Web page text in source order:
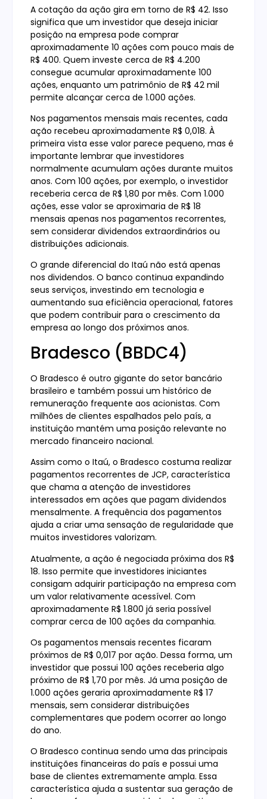
A cotação da ação gira em torno de R$ 42. Isso
significa que um investidor que deseja iniciar
posição na empresa pode comprar
aproximadamente 10 ações com pouco mais de
R$ 400. Quem investe cerca de R$ 4.200
consegue acumular aproximadamente 100
ações, enquanto um patrimônio de R$ 42 mil
permite alcançar cerca de 1.000 ações.
Nos pagamentos mensais mais recentes, cada
ação recebeu aproximadamente R$ 0,018. À
primeira vista esse valor parece pequeno, mas é
importante lembrar que investidores
normalmente acumulam ações durante muitos
anos. Com 100 ações, por exemplo, o investidor
receberia cerca de R$ 1,80 por mês. Com 1.000
ações, esse valor se aproximaria de R$ 18
mensais apenas nos pagamentos recorrentes,
sem considerar dividendos extraordinários ou
distribuições adicionais.
O grande diferencial do Itaú não está apenas
nos dividendos. O banco continua expandindo
seus serviços, investindo em tecnologia e
aumentando sua eficiência operacional, fatores
que podem contribuir para o crescimento da
empresa ao longo dos próximos anos.
Bradesco (BBDC4)
O Bradesco é outro gigante do setor bancário
brasileiro e também possui um histórico de
remuneração frequente aos acionistas. Com
milhões de clientes espalhados pelo país, a
instituição mantém uma posição relevante no
mercado financeiro nacional.
Assim como o Itaú, o Bradesco costuma realizar
pagamentos recorrentes de JCP, característica
que chama a atenção de investidores
interessados em ações que pagam dividendos
mensalmente. A frequência dos pagamentos
ajuda a criar uma sensação de regularidade que
muitos investidores valorizam.
Atualmente, a ação é negociada próxima dos R$
18. Isso permite que investidores iniciantes
consigam adquirir participação na empresa com
um valor relativamente acessível. Com
aproximadamente R$ 1.800 já seria possível
comprar cerca de 100 ações da companhia.
Os pagamentos mensais recentes ficaram
próximos de R$ 0,017 por ação. Dessa forma, um
investidor que possui 100 ações receberia algo
próximo de R$ 1,70 por mês. Já uma posição de
1.000 ações geraria aproximadamente R$ 17
mensais, sem considerar distribuições
complementares que podem ocorrer ao longo
do ano.
O Bradesco continua sendo uma das principais
instituições financeiras do país e possui uma
base de clientes extremamente ampla. Essa
característica ajuda a sustentar sua geração de